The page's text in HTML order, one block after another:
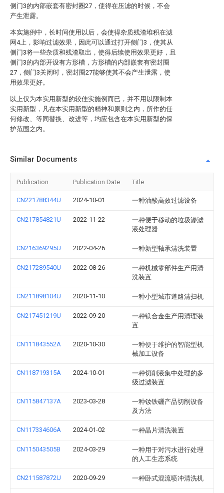
侧门3的内部嵌套有密封圈27，使得在压滤的时候，不会
产生泄露。
本实施例中，长时间使用以后，会使得杂质残渣堆积在滤
网4上，影响过滤效果，因此可以通过打开侧门3，使其从
侧门3将一些杂质和残渣取出，使得后续使用效果更好，且
侧门3的内部开设有方形槽，方形槽的内部嵌套有密封圈
27，侧门3关闭时，密封圈27能够使其不会产生泄露，使
用效果更好。
以上仅为本实用新型的较佳实施例而已，并不用以限制本
实用新型，凡在本实用新型的精神和原则之内，所作的任
何修改、等同替换、改进等，均应包含在本实用新型的保
护范围之内。
Similar Documents
Publication Publication Date Title
CN221788344U 2024-10-01 一种油酸高效过滤设备
CN217854821U 2022-11-22
一种便于移动的垃圾渗滤
液处理器
CN216369295U 2022-04-26 一种新型轴承清洗装置
CN217289540U 2022-08-26
一种机械零部件生产用清
洗装置
CN211898104U 2020-11-10 一种小型城市道路清扫机
CN217451219U 2022-09-20
一种镁合金生产用清理装
置
CN111843552A 2020-10-30
一种便于维护的智能型机
械加工设备
CN118719315A 2024-10-01
一种切削液集中处理的多
级过滤装置
CN115847137A 2023-03-28
一种钕铁硼产品切削设备
及方法
CN117334606A 2024-01-02 一种晶片清洗装置
CN115043505B 2024-03-29
一种用于对污水进行处理
的人工生态系统
CN211587872U 2020-09-29 一种卧式混流喷冲清洗机